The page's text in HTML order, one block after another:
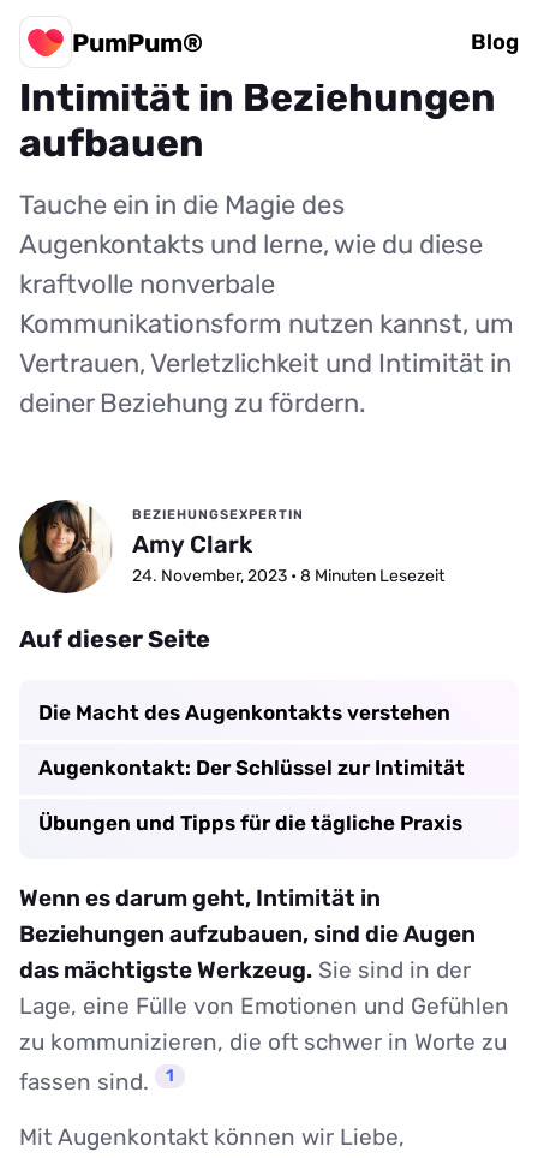
PumPum® Blog
Die Sprache der Augen:
Intimität in Beziehungen
aufbauen
Tauche ein in die Magie des
Augenkontakts und lerne, wie du diese
kraftvolle nonverbale
Kommunikationsform nutzen kannst, um
Vertrauen, Verletzlichkeit und Intimität in
deiner Beziehung zu fördern.
BEZIEHUNGSEXPERTIN
Amy Clark
24. November, 2023 • 8 Minuten Lesezeit
Auf dieser Seite
Die Macht des Augenkontakts verstehen
Augenkontakt: Der Schlüssel zur Intimität
Übungen und Tipps für die tägliche Praxis
Wenn es darum geht, Intimität in
Beziehungen aufzubauen, sind die Augen
das mächtigste Werkzeug. Sie sind in der
Lage, eine Fülle von Emotionen und Gefühlen
zu kommunizieren, die oft schwer in Worte zu
fassen sind.
1
Mit Augenkontakt können wir Liebe,